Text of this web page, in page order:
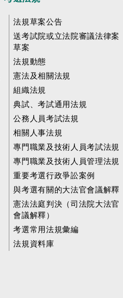
法規草案公告
送考試院或立法院審議法律案
草案
法規動態
憲法及相關法規
組織法規
典試、考試通用法規
公務人員考試法規
相關人事法規
專門職業及技術人員考試法規
專門職業及技術人員管理法規
重要考選行政爭訟案例
與考選有關的大法官會議解釋
憲法法庭判決（司法院大法官
會議解釋）
考選常用法規彙編
法規資料庫